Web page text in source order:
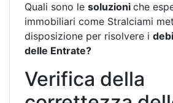
Quali sono le soluzioni che
immobiliari come Stralciami
disposizione per risolvere i
delle Entrate?
Verifica della